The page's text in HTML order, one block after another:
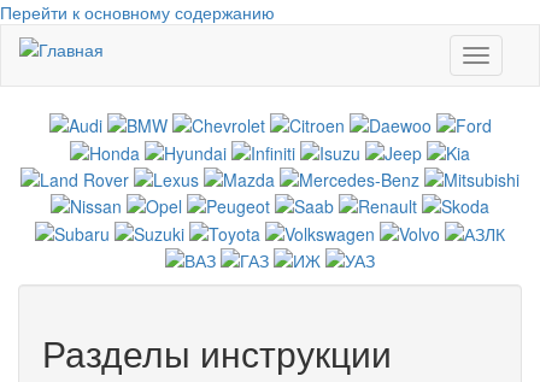
Перейти к основному содержанию
Toggle
Разделы инструкции